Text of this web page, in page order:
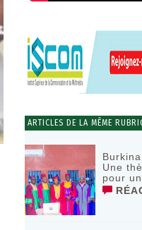
ARTICLES DE LA MÊME
Une
pour